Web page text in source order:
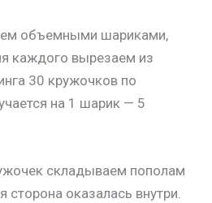
объемными шариками,
каждого вырезаем из
30 кружочков по
на 1 шарик — 5
складываем пополам
сторона оказалась внутри.